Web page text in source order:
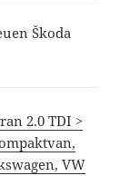
Škoda
2.0 TDI >
VW